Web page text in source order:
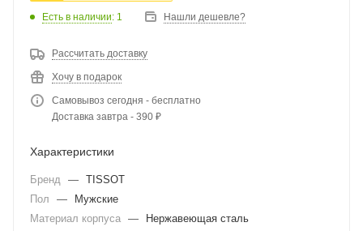
Есть в наличии: 1 Нашли дешевле?
Рассчитать доставку
Хочу в подарок
Самовывоз сегодня - бесплатно
Доставка завтра - 390 ₽
Характеристики
Бренд — TISSOT
Пол
—
Мужские
Материал корпуса —
Нержавеющая сталь